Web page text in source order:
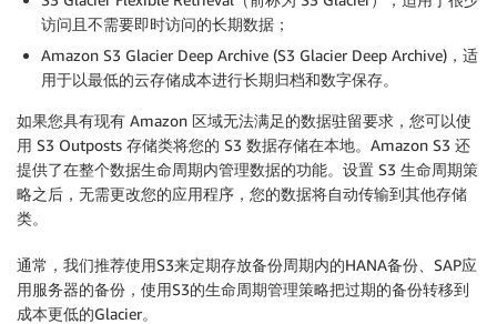
访问且不需要即时访问的长期数据；
Amazon S3 Glacier Deep Archive (S3 Glacier Deep Archive)，适
用于以最低的云存储成本进行长期归档和数字保存。
如果您具有现有 Amazon 区域无法满足的数据驻留要求，您可以使
用 S3 Outposts 存储类将您的 S3 数据存储在本地。Amazon S3 还
提供了在整个数据生命周期内管理数据的功能。设置 S3 生命周期策
略之后，无需更改您的应用程序，您的数据将自动传输到其他存储
类。
通常，我们推荐使用S3来定期存放备份周期内的HANA备份、SAP应
用服务器的备份，使用S3的生命周期管理策略把过期的备份转移到
成本更低的Glacier。